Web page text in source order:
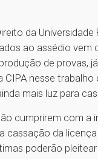
da
ao assédio
de provas,
CIPA nesse
mais luz para
cumprirem com
cassação da
poderão